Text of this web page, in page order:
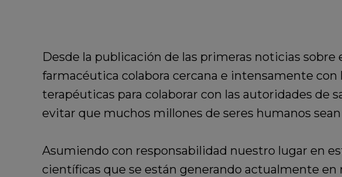
Desde la publicación de las primeras noticias
farmacéutica colabora cercana e intensamente
terapéuticas para colaborar con las autoridades de
evitar que muchos millones de seres humanos
Asumiendo con responsabilidad nuestro lugar en
científicas que se están generando actualmente